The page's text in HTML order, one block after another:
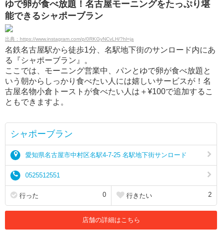
ゆで卵が食べ放題！名古屋モーニングをたっぷり堪
能できるシャポーブラン
出典：https://www.instagram.com/p/0RKGyNCvLH/?hl=ja
名鉄名古屋駅から徒歩1分、名駅地下街のサンロード内にあ
る『シャポーブラン』。
ここでは、モーニング営業中、パンとゆで卵が食べ放題と
いう朝からしっかり食べたい人には嬉しいサービスが！名
古屋名物小倉トーストが食べたい人は＋¥100で追加するこ
ともできますよ。
シャポーブラン
愛知県名古屋市中村区名駅4-7-25 名駅地下街サンロード
0525512551
行った 0 行きたい 2
店舗の詳細はこちら